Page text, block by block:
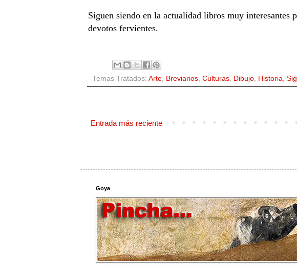
Siguen siendo en la actualidad libros muy interesantes
devotos fervientes.
Temas Tratados: Arte, Breviarios, Culturas, Dibujo, Historia
Entrada más reciente
Goya